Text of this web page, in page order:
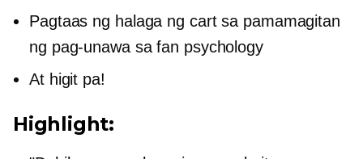
Pagtaas ng halaga ng cart sa pamamagitan
ng pag-unawa sa fan psychology
At higit pa!
Highlight: